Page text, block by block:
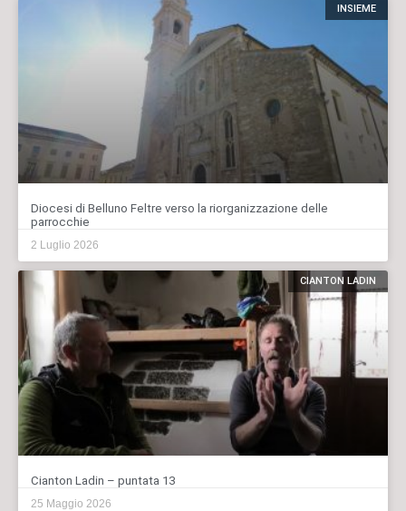
INSIEME
Diocesi di Belluno Feltre verso la riorganizzazione delle
parrocchie
2 Luglio 2026
CIANTON LADIN
Cianton Ladin – puntata 13
25 Maggio 2026